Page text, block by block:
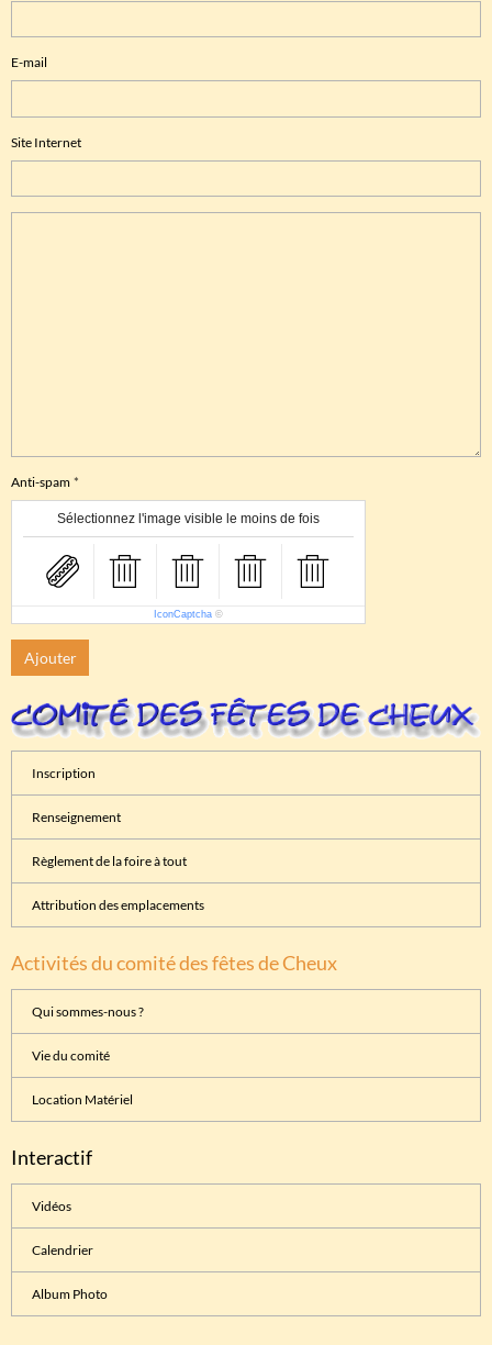
E-mail
Site Internet
Anti-spam
Sélectionnez l'image visible le moins de fois
IconCaptcha ©
Ajouter
Inscription
Renseignement
Règlement de la foire à tout
Attribution des emplacements
Activités du comité des fêtes de Cheux
Qui sommes-nous ?
Vie du comité
Location Matériel
Interactif
Vidéos
Calendrier
Album Photo